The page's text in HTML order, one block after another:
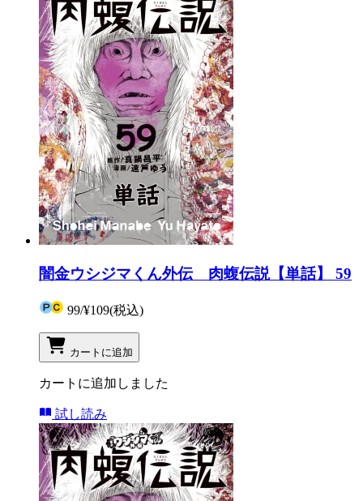
闇金ウシジマくん外伝 肉蝮伝説【単話】 59
99/¥109(税込)
カートに追加
カートに追加しました
試し読み